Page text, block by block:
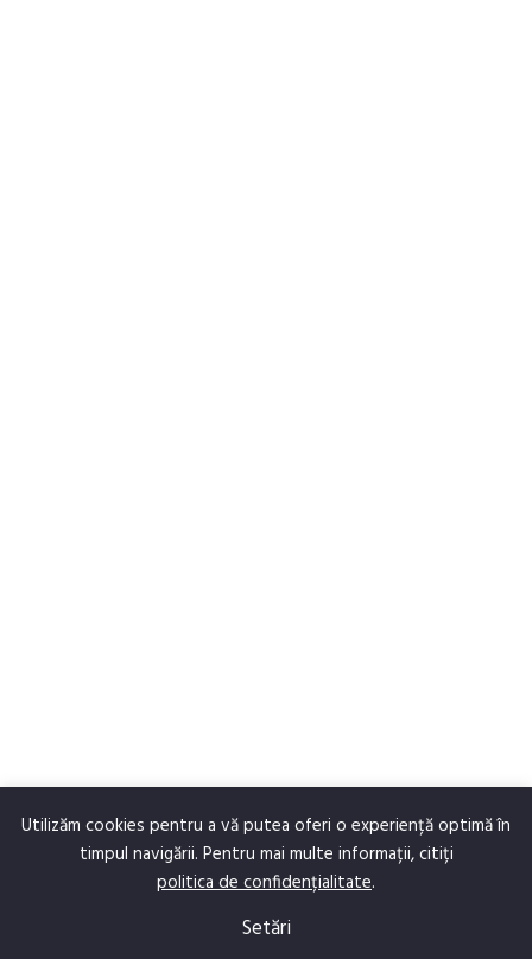
Utilizăm cookies pentru a vă putea oferi o experiență optimă în
timpul navigării. Pentru mai multe informații, citiți
politica de confidențialitate.
Setări